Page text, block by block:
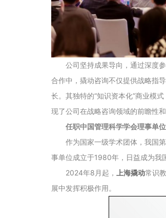
公司坚持成果导向，通过深度
合作中，撬动咨询不仅提供战略指
长。其独特的“知识资本化”商业模
现了公司在战略咨询领域的前瞻性和
任职中国管理科学学会理事单
作为国家一级学术团体，我国
事单位成立于1980年，日益成为我
2024年8月起，
上海撬动常识
展中发挥积极作用。